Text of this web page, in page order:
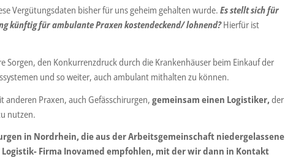
Vergütungsdaten bisher für uns geheim gehalten wurde. Es stellt sich für
künftig für ambulante Praxen kostendeckend/ lohnend?Hierfür ist
Sorgen, den Konkurrenzdruck durch die Krankenhäuser beim Einkauf der
und so weiter, auch ambulant mithalten zu können.
anderen Praxen, auch Gefässchirurgen,gemeinsam einen Logistiker,der
nutzen.
in Nordrhein, die aus der Arbeitsgemeinschaft niedergelassene
Firma Inovamed empfohlen, mit der wir dann in Kontakt